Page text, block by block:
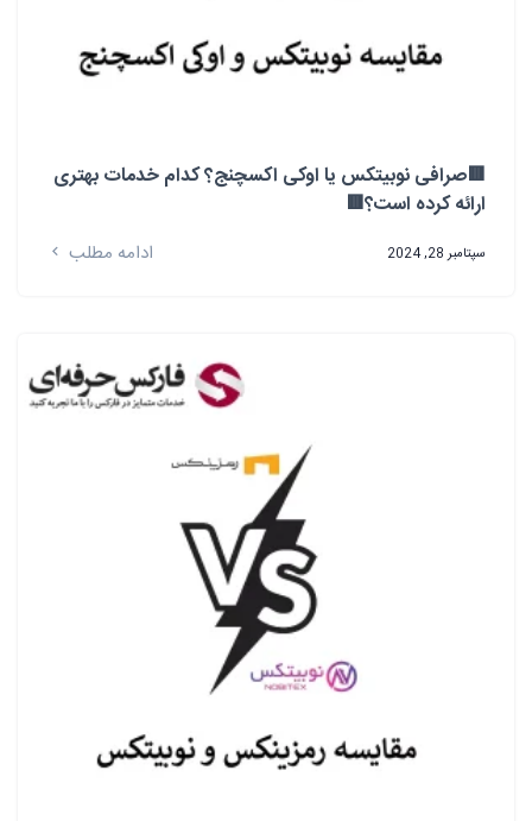
🟥صرافی نوبیتکس یا اوکی اکسچنج؟ کدام خدمات بهتری
ارائه کرده است؟🟥
سپتامبر 28, 2024 ادامه مطلب